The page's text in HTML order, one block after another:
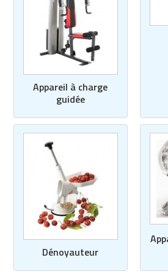
Matériel de musculation
Vêtement sportif
Rôtisserie professionnelle
Sautause professionnelle
Table de cuisson professionnelle
Tables de préparation réfrigérées
Ustensile de cuisine
Vaisselle restaurant
Vitrines réfrigérées
Appareil à charge
guidée
Dénoyauteur